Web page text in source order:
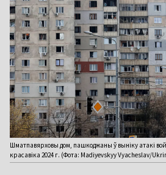
Шматпавярховы дом, пашкоджаны ў выніку атакі
красавіка 2024 г. (Фота: Madiyevskyy Vyacheslav/